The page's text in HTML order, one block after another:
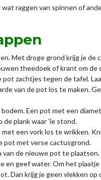
raggen van spinnen of
Met droge grond krijg je de
theedoek of krant om de
zachtjes tegen de tafel.
van de pot los te maken.
Een pot met een
de plank waar 'ie stond.
een vork los te wrikken.
pot met verse cactusgrond.
de nieuwe pot te
geef water. Om het
Dan krijg je geen vlekken